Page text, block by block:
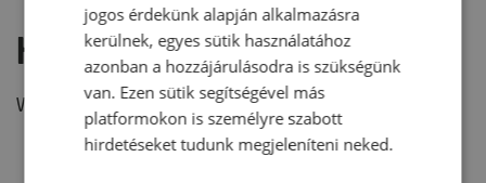
Hozzászólás írása
Vélemény írásához, kérjük,jelentkezz be!
jogos érdekünk alapján alkalmazásra
kerülnek, egyes sütik használatához
azonban a hozzájárulásodra is szükségünk
van. Ezen sütik segítségével más
platformokon is személyre szabott
hirdetéseket tudunk megjeleníteni neked.